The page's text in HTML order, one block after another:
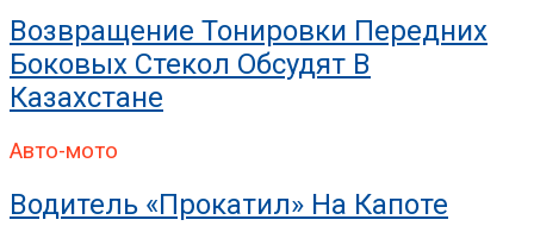
Возвращение Тонировки Передних
Боковых Стекол Обсудят В
Казахстане
Авто-мото
Водитель «прокатил» На Капоте